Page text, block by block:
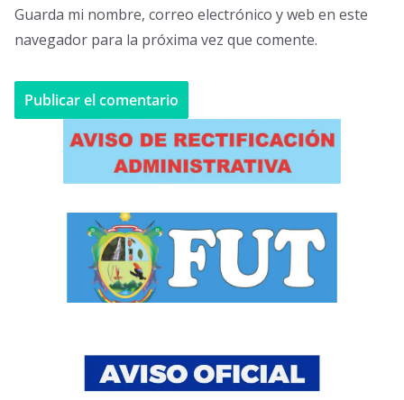
Guarda mi nombre, correo electrónico y web en este
navegador para la próxima vez que comente.